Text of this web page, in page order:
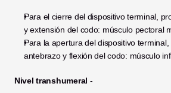
Para el cierre del dispositivo terminal,
y extensión del codo: músculo pectoral
Para la apertura del dispositivo
antebrazo y flexión del codo: músculo
Nivel transhumeral -